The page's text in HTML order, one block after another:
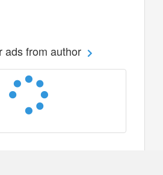
ads from author